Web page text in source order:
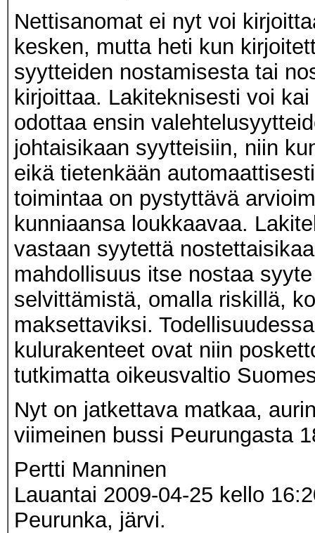
Nettisanomat ei nyt voi
kesken, mutta heti kun
syytteiden nostamisesta tai
kirjoittaa. Lakiteknisesti voi
odottaa ensin
johtaisikaan syytteisiin, niin
eikä tietenkään
toimintaa on pystyttävä
kunniaansa loukkaavaa.
vastaan syytettä
mahdollisuus itse nostaa
selvittämistä, omalla riskillä,
maksettaviksi.
kulurakenteet ovat niin
tutkimatta oikeusvaltio
Nyt on jatkettava matkaa,
viimeinen bussi Peurungasta
Pertti Manninen
Lauantai 2009-04-25 kello
Peurunka, järvi.